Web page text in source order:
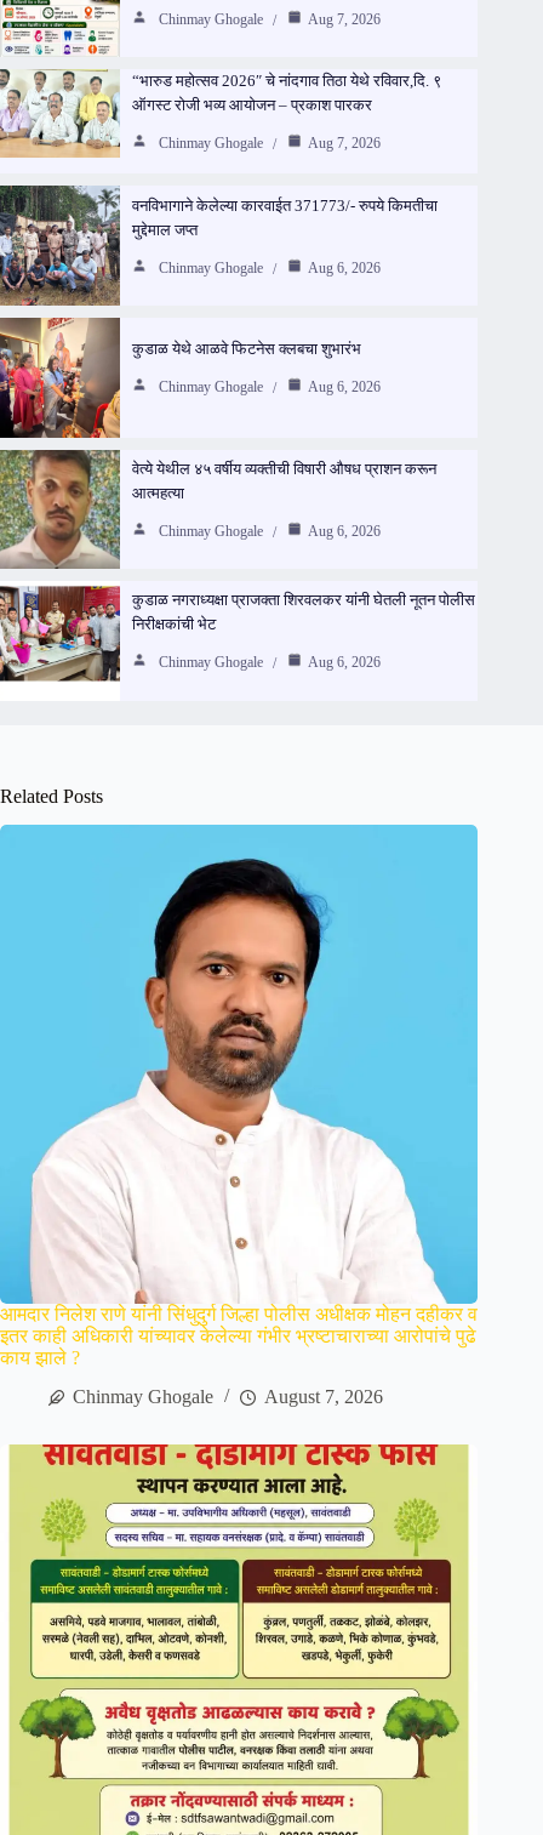
Chinmay Ghogale Aug 7, 2026
“भारुड महोत्सव 2026″ चे नांदगाव तिठा येथे रविवार,दि. ९
ऑगस्ट रोजी भव्य आयोजन – प्रकाश पारकर
Chinmay Ghogale Aug 7, 2026
वनविभागाने केलेल्या कारवाईत 371773/- रुपये किमतीचा
मुद्देमाल जप्त
Chinmay Ghogale Aug 6, 2026
कुडाळ येथे आळवे फिटनेस क्लबचा शुभारंभ
Chinmay Ghogale Aug 6, 2026
वेत्ये येथील ४५ वर्षीय व्यक्तीची विषारी औषध प्राशन करून
आत्महत्या
Chinmay Ghogale Aug 6, 2026
कुडाळ नगराध्यक्षा प्राजक्ता शिरवलकर यांनी घेतली नूतन पोलीस
निरीक्षकांची भेट
Chinmay Ghogale Aug 6, 2026
Related Posts
आमदार निलेश राणे यांनी सिंधुदुर्ग जिल्हा पोलीस अधीक्षक मोहन दहीकर व
इतर काही अधिकारी यांच्यावर केलेल्या गंभीर भ्रष्टाचाराच्या आरोपांचे पुढे
काय झाले ?
Chinmay Ghogale
August 7, 2026